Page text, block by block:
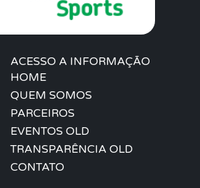
ACESSO A INFORMAÇÃO
HOME
QUEM SOMOS
PARCEIROS
EVENTOS OLD
TRANSPARÊNCIA OLD
CONTATO